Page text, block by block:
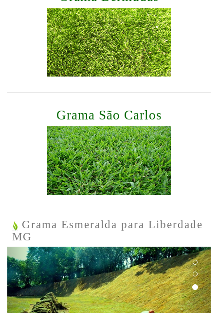
Grama São Carlos
Grama Esmeralda para Liberdade
MG
Previous Next